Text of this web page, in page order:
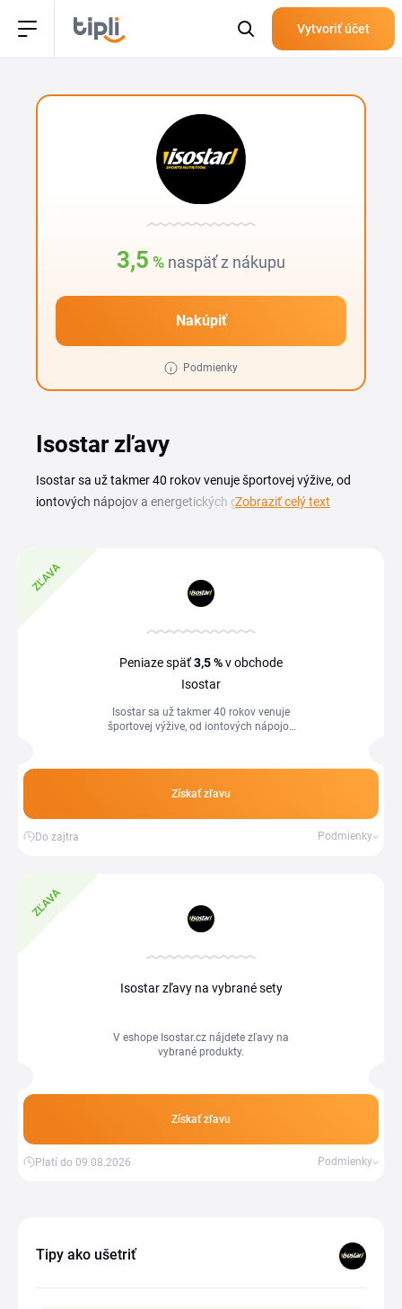
Vytvoriť účet
3,5 % naspäť z nákupu
Nakúpiť
Podmienky
Isostar zľavy
Isostar sa už takmer 40 rokov venuje športovej výžive, od
iontových nápojov a energetických gélov až po proteínové
kupónom doplníte svoje zásoby na tréning či preteky za
výhodnejšiu cenu. Účinnosť výrobkov je overovaná
klinickými štúdiami, takže na hydratáciu a energiu počas
výkonu sa môžete spoľahnúť. Aktuálne zľavové kódy a
uplatníte ich priamo v košíku.
Zobraziť celý text
ZĽAVA
Peniaze späť3,5 %v obchode
Isostar
Isostar sa už takmer 40 rokov venuje
športovej výžive, od iontových nápojov
Získať zľavu
Do zajtra Podmienky
ZĽAVA
Isostar zľavy na vybrané sety
V eshope Isostar.cz nájdete zľavy na
vybrané produkty.
Získať zľavu
Platí do 09.08.2026 Podmienky
Tipy ako ušetriť